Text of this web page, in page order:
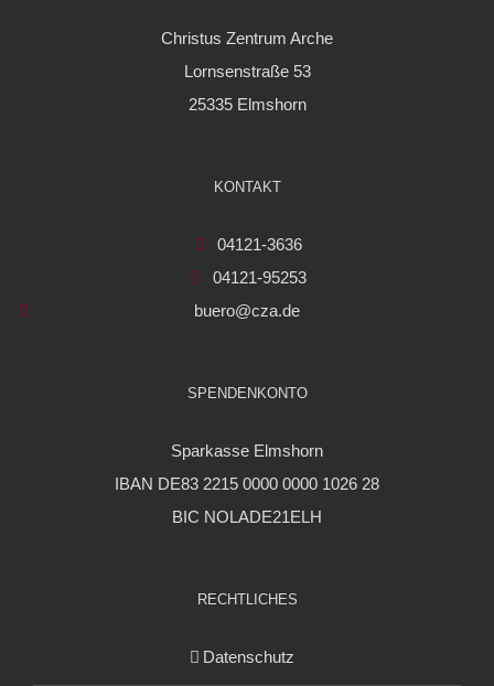
Christus Zentrum Arche
Lornsenstraße 53
25335 Elmshorn
KONTAKT
04121-3636
04121-95253
buero@cza.de
SPENDENKONTO
Sparkasse Elmshorn
IBAN DE83 2215 0000 0000 1026 28
BIC NOLADE21ELH
RECHTLICHES
Datenschutz